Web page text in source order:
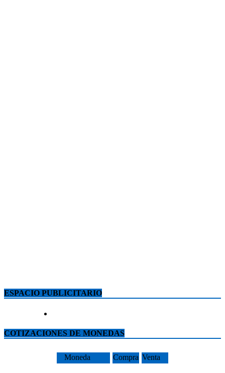
ESPACIO PUBLICITARIO
COTIZACIONES DE MONEDAS
Moneda Compra Venta